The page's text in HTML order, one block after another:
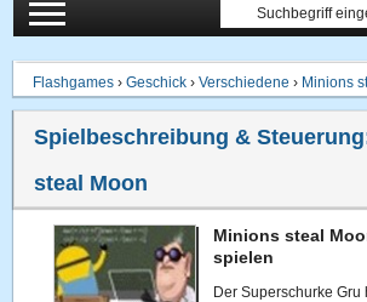
Flashgames ›Geschick ›Verschiedene › Minions
Spielbeschreibung &
steal Moon
Minions steal
spielen
Der Superschurke Gru